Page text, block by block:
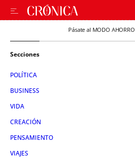
Pásate al MODO AHORRO
Secciones
POLÍTICA
BUSINESS
VIDA
CREACIÓN
PENSAMIENTO
VIAJES